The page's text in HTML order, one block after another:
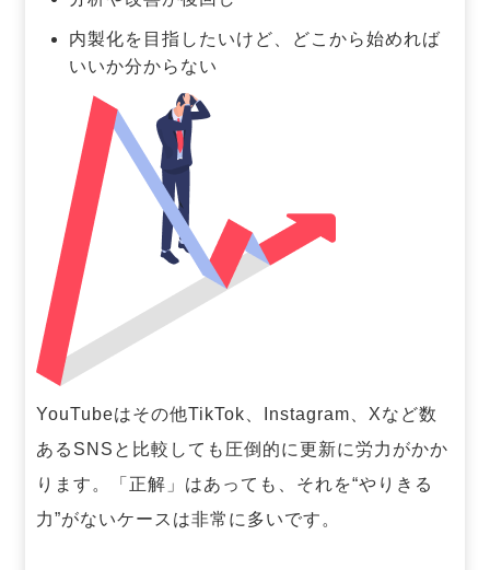
内製化を目指したいけど、どこから始めれば
いいか分からない
YouTubeはその他TikTok、Instagram、Xなど数
あるSNSと比較しても圧倒的に更新に労力がかか
ります。「正解」はあっても、それを“やりきる
力”がないケースは非常に多いです。